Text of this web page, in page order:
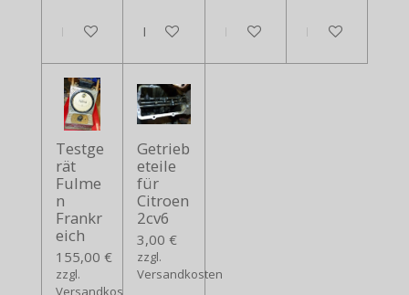
In den WarenkorbIn den WarenkorbIn den Warenkorb
In den
Testge
rät
Fulme
n
Frankr
eich
155,00 €
zzgl.
Getrieb
eteile
für
Citroen
2cv6
3,00 €
zzgl.
Versandkosten